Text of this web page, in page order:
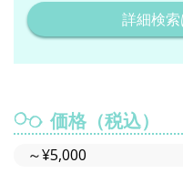
詳細検
価格（税込）
～¥5,000